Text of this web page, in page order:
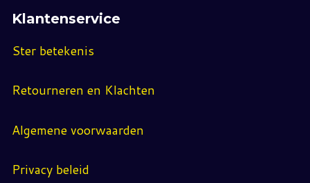
Klantenservice
Ster betekenis
Retourneren en Klachten
Algemene voorwaarden
Privacy beleid